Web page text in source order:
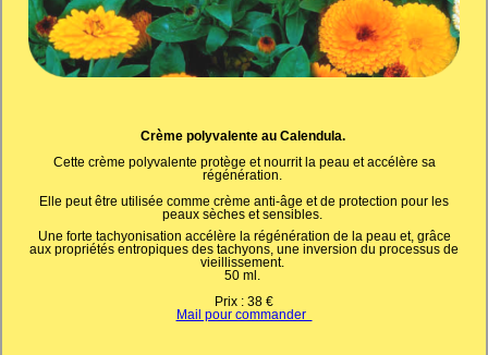
Crème polyvalente au Calendula.
Cette crème polyvalente protège et nourrit la peau et accélère sa
régénération.
Elle peut être utilisée comme crème anti-âge et de protection pour les
peaux sèches et sensibles.
Une forte tachyonisation accélère la régénération de la peau et, grâce
aux propriétés entropiques des tachyons, une inversion du processus de
vieillissement.
50 ml.
Prix : 38 €
Mail pour commander